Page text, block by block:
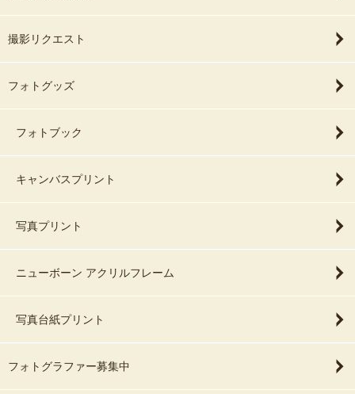
撮影リクエスト
フォトグッズ
フォトブック
キャンバスプリント
写真プリント
ニューボーン アクリルフレーム
写真台紙プリント
フォトグラファー募集中